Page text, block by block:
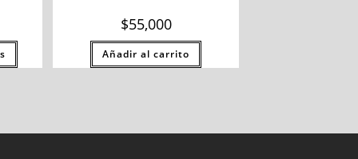
$55,000
Añadir al carrito